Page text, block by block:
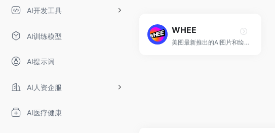
AI开发工具
AI训练模型
AI提示词
AI人资企服
AI医疗健康
WHEE
美图最新推出的AI图片和绘画创作生成平台！